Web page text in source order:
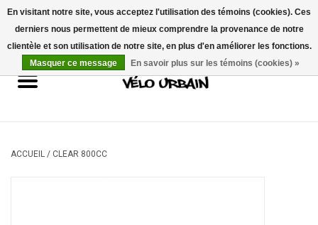
USD/CAD 0 Articles - 0,00$CA
Vélos neufs
Mécanique
ACCUEIL / CLEAR 800CC
En visitant notre site, vous acceptez l'utilisation des témoins (cookies). Ces
derniers nous permettent de mieux comprendre la provenance de notre
clientèle et son utilisation de notre site, en plus d'en améliorer les fonctions.
Masquer ce message
En savoir plus sur les témoins (cookies) »